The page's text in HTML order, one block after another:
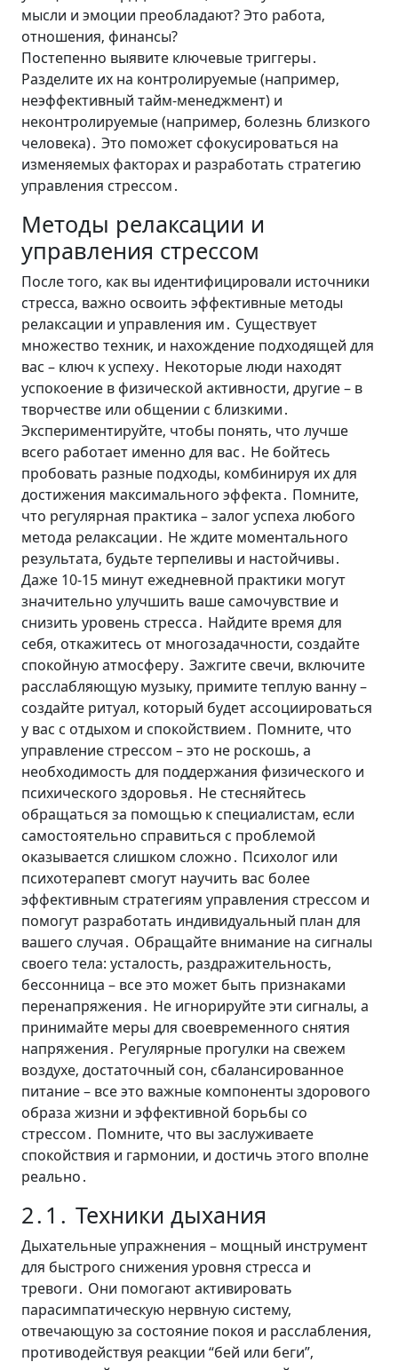
мысли и эмоции преобладают? Это работа‚
отношения‚ финансы?
Постепенно выявите ключевые триггеры․
Разделите их на контролируемые (например‚
неэффективный тайм-менеджмент) и
неконтролируемые (например‚ болезнь близкого
человека)․ Это поможет сфокусироваться на
изменяемых факторах и разработать стратегию
управления стрессом․
Методы релаксации и
управления стрессом
После того‚ как вы идентифицировали источники
стресса‚ важно освоить эффективные методы
релаксации и управления им․ Существует
множество техник‚ и нахождение подходящей для
вас – ключ к успеху․ Некоторые люди находят
успокоение в физической активности‚ другие – в
творчестве или общении с близкими․
Экспериментируйте‚ чтобы понять‚ что лучше
всего работает именно для вас․ Не бойтесь
пробовать разные подходы‚ комбинируя их для
достижения максимального эффекта․ Помните‚
что регулярная практика – залог успеха любого
метода релаксации․ Не ждите моментального
результата‚ будьте терпеливы и настойчивы․
Даже 10-15 минут ежедневной практики могут
значительно улучшить ваше самочувствие и
снизить уровень стресса․ Найдите время для
себя‚ откажитесь от многозадачности‚ создайте
спокойную атмосферу․ Зажгите свечи‚ включите
расслабляющую музыку‚ примите теплую ванну –
создайте ритуал‚ который будет ассоциироваться
у вас с отдыхом и спокойствием․ Помните‚ что
управление стрессом – это не роскошь‚ а
необходимость для поддержания физического и
психического здоровья․ Не стесняйтесь
обращаться за помощью к специалистам‚ если
самостоятельно справиться с проблемой
оказывается слишком сложно․ Психолог или
психотерапевт смогут научить вас более
эффективным стратегиям управления стрессом и
помогут разработать индивидуальный план для
вашего случая․ Обращайте внимание на сигналы
своего тела: усталость‚ раздражительность‚
бессонница – все это может быть признаками
перенапряжения․ Не игнорируйте эти сигналы‚ а
принимайте меры для своевременного снятия
напряжения․ Регулярные прогулки на свежем
воздухе‚ достаточный сон‚ сбалансированное
питание – все это важные компоненты здорового
образа жизни и эффективной борьбы со
стрессом․ Помните‚ что вы заслуживаете
спокойствия и гармонии‚ и достичь этого вполне
реально․
2․1․ Техники дыхания
Дыхательные упражнения – мощный инструмент
для быстрого снижения уровня стресса и
тревоги․ Они помогают активировать
парасимпатическую нервную систему‚
отвечающую за состояние покоя и расслабления‚
противодействуя реакции “бей или беги”‚